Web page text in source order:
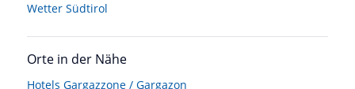
Wetter Südtirol
Orte in der Nähe
Hotels Gargazzone / Gargazon